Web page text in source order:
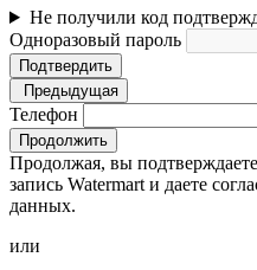
Не получили код
Одноразовый пароль
Подтвердить
Предыдущая
Телефон
Продолжить
Продолжая, вы
запись Watermart и даете
данных.
или